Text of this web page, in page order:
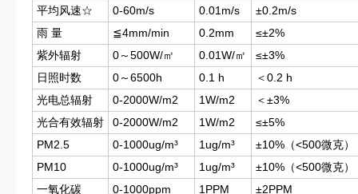
平均风速☆
0-60m/s 0.01m/s
±0.2m/s
雨 量
≦4mm/min 0.2mm
≤±2%
紫外辐射
0～500W/㎡ 0.01W/㎡
≤±3%
日照时数
0～6500h 0.1 h
＜0.2 h
光电总辐射
0-2000W/m2 1W/m2
＜±3%
光合有效辐射
0-2000W/m2 1W/m2
≤±5%
PM2.5
0-1000ug/m³ 1ug/m³
±10%（<500微克）
PM10
0-1000ug/m³ 1ug/m³
±10%（<500微克）
一氧化碳
0-1000ppm 1PPM
±2PPM